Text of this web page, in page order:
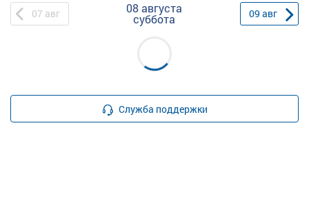
07 авг 08 августа
суббота 09 авг
Служба поддержки